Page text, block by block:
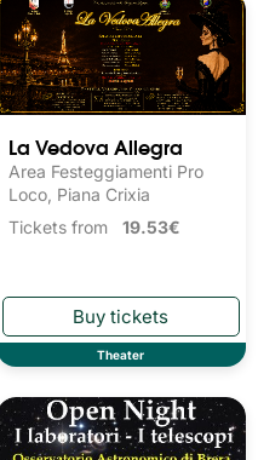
La Vedova Allegra
Area Festeggiamenti Pro
Loco, Piana Crixia
Tickets from 19.53€
Theater